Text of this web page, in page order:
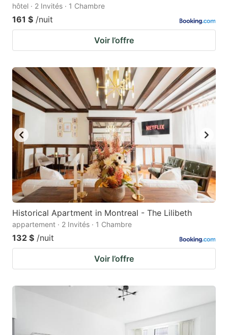
hôtel · 2 Invités · 1 Chambre
161 $ /nuit
Voir l’offre
Historical Apartment in Montreal - The Lilibeth
appartement · 2 Invités · 1 Chambre
132 $ /nuit
Voir l’offre